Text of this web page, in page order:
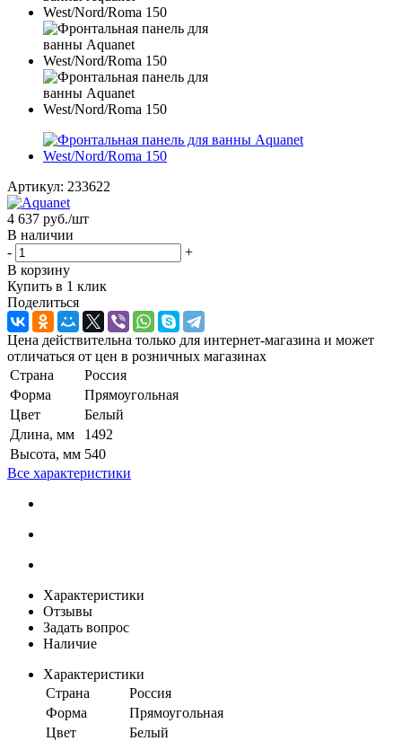
Артикул: 233622
4 637 руб./шт
В наличии
-
+
В корзину
Купить в 1 клик
Поделиться
Цена действительна только для интернет-магазина и может
отличаться от цен в розничных магазинах
Страна
Россия
Форма
Прямоугольная
Цвет
Белый
Длина, мм
1492
Высота, мм 540
Все характеристики
Характеристики
Отзывы
Задать вопрос
Наличие
Характеристики
Страна
Россия
Форма
Прямоугольная
Цвет
Белый